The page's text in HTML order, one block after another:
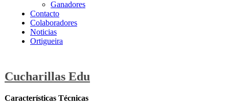
Ganadores
Contacto
Colaboradores
Noticias
Ortigueira
Cucharillas Edu
Características Técnicas